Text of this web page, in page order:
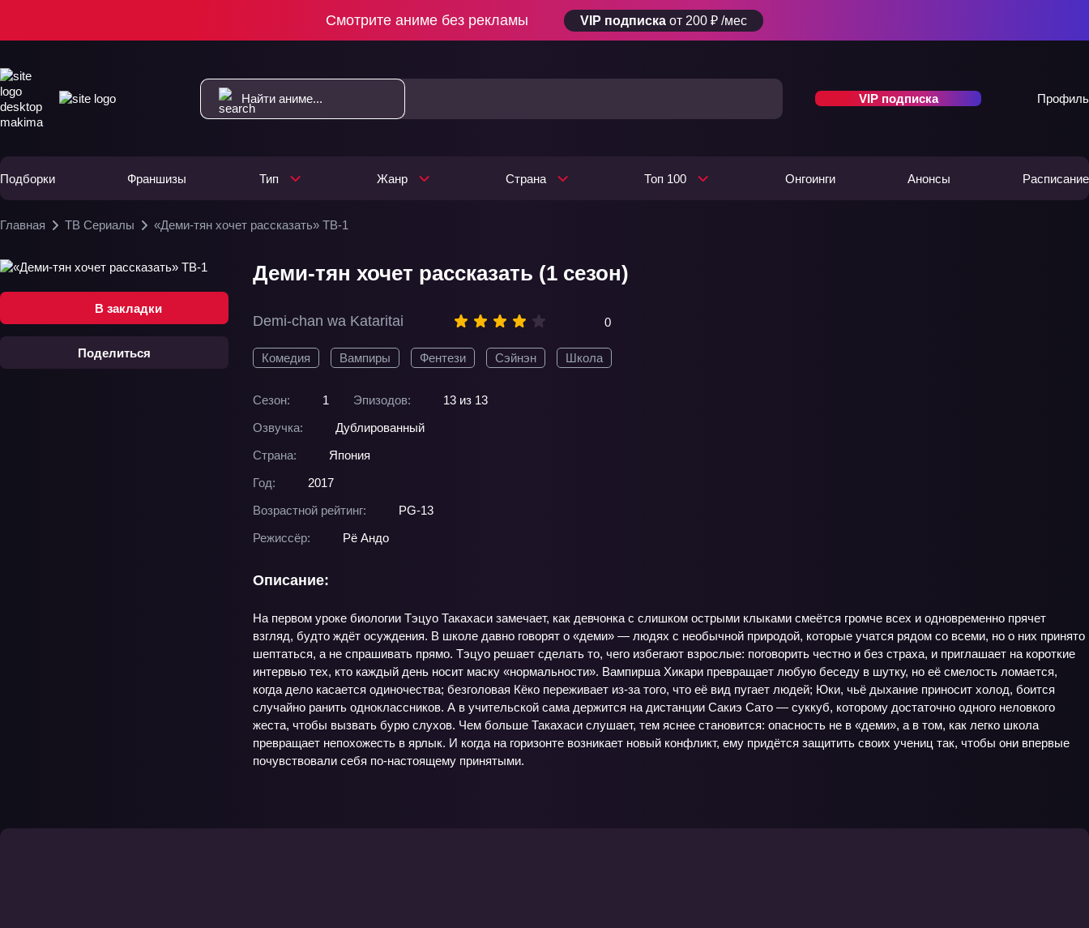
Смотрите аниме без рекламы VIP подписка от 200 ₽ /мес
VIP подписка Профиль
Подборки Франшизы Тип Жанр Страна Топ 100 Онгоинги Анонсы Расписание
Главная ТВ Сериалы «Деми-тян хочет рассказать» ТВ-1
В закладки
Поделиться
Деми-тян хочет рассказать (1 сезон)
Demi-chan wa Kataritai 0
Комедия Вампиры Фентези Сэйнэн Школа
Сезон: 1 Эпизодов:
13 из 13
Озвучка:
Дублированный
Страна:
Япония
Год:
2017
Возрастной рейтинг:
PG-13
Режиссёр:
Рё Андо
Описание:
На первом уроке биологии Тэцуо Такахаси замечает, как девчонка с слишком острыми клыками смеётся громче всех и одновременно прячет
взгляд, будто ждёт осуждения. В школе давно говорят о «деми» — людях с необычной природой, которые учатся рядом со всеми, но о них принято
шептаться, а не спрашивать прямо. Тэцуо решает сделать то, чего избегают взрослые: поговорить честно и без страха, и приглашает на короткие
интервью тех, кто каждый день носит маску «нормальности». Вампирша Хикари превращает любую беседу в шутку, но её смелость ломается,
когда дело касается одиночества; безголовая Кёко переживает из‑за того, что её вид пугает людей; Юки, чьё дыхание приносит холод, боится
случайно ранить одноклассников. А в учительской сама держится на дистанции Сакиэ Сато — суккуб, которому достаточно одного неловкого
жеста, чтобы вызвать бурю слухов. Чем больше Такахаси слушает, тем яснее становится: опасность не в «деми», а в том, как легко школа
превращает непохожесть в ярлык. И когда на горизонте возникает новый конфликт, ему придётся защитить своих учениц так, чтобы они впервые
почувствовали себя по‑настоящему принятыми.